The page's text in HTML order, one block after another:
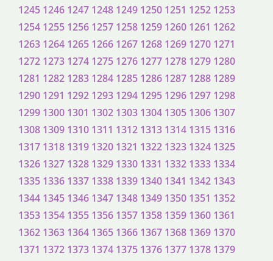
1245 1246 1247 1248 1249 1250 1251 1252 1253
1254 1255 1256 1257 1258 1259 1260 1261 1262
1263 1264 1265 1266 1267 1268 1269 1270 1271
1272 1273 1274 1275 1276 1277 1278 1279 1280
1281 1282 1283 1284 1285 1286 1287 1288 1289
1290 1291 1292 1293 1294 1295 1296 1297 1298
1299 1300 1301 1302 1303 1304 1305 1306 1307
1308 1309 1310 1311 1312 1313 1314 1315 1316
1317 1318 1319 1320 1321 1322 1323 1324 1325
1326 1327 1328 1329 1330 1331 1332 1333 1334
1335 1336 1337 1338 1339 1340 1341 1342 1343
1344 1345 1346 1347 1348 1349 1350 1351 1352
1353 1354 1355 1356 1357 1358 1359 1360 1361
1362 1363 1364 1365 1366 1367 1368 1369 1370
1371 1372 1373 1374 1375 1376 1377 1378 1379